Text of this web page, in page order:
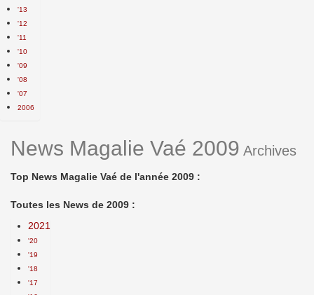
'13
'12
'11
'10
'09
'08
'07
2006
News Magalie Vaé 2009 Archives
Top News Magalie Vaé de l'année 2009 :
Toutes les News de 2009 :
2021
'20
'19
'18
'17